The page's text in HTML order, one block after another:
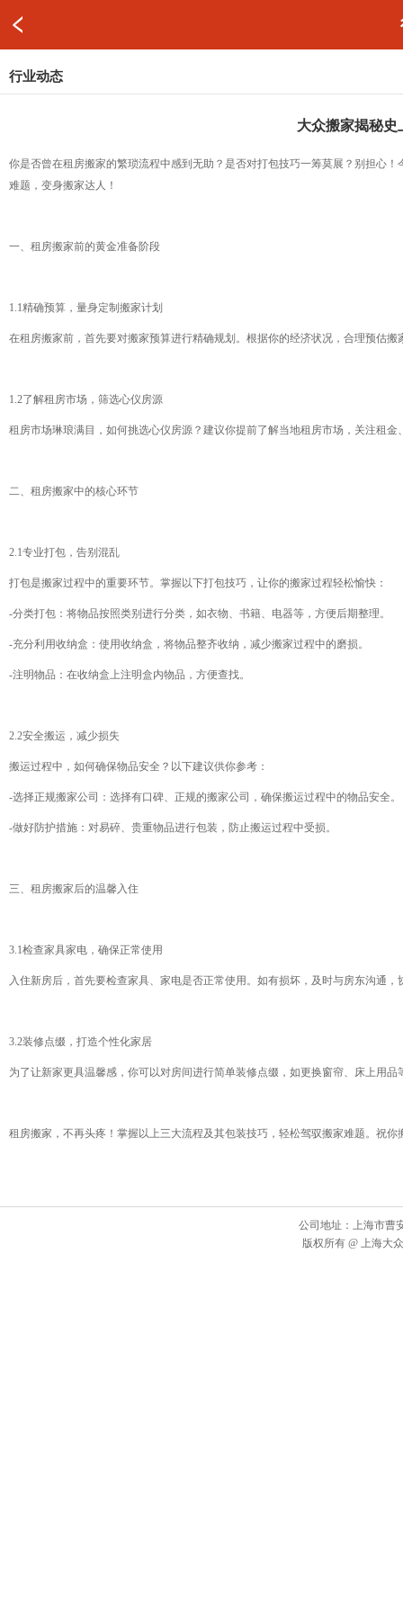
行业动态
大众搬家揭秘史
你是否曾在租房搬家的繁琐流程中感到无助？是否对打包技巧一筹莫展？别担心！
难题，变身搬家达人！
一、租房搬家前的黄金准备阶段
1.1精确预算，量身定制搬家计划
在租房搬家前，首先要对搬家预算进行精确规划。根据你的经济状况，合理预估
1.2了解租房市场，筛选心仪房源
租房市场琳琅满目，如何挑选心仪房源？建议你提前了解当地租房市场，关注租
二、租房搬家中的核心环节
2.1专业打包，告别混乱
打包是搬家过程中的重要环节。掌握以下打包技巧，让你的搬家过程轻松愉快：
-分类打包：将物品按照类别进行分类，如衣物、书籍、电器等，方便后期整理。
-充分利用收纳盒：使用收纳盒，将物品整齐收纳，减少搬家过程中的磨损。
-注明物品：在收纳盒上注明盒内物品，方便查找。
2.2安全搬运，减少损失
搬运过程中，如何确保物品安全？以下建议供你参考：
-选择正规搬家公司：选择有口碑、正规的搬家公司，确保搬运过程中的物品安全。
-做好防护措施：对易碎、贵重物品进行包装，防止搬运过程中受损。
三、租房搬家后的温馨入住
3.1检查家具家电，确保正常使用
入住新房后，首先要检查家具、家电是否正常使用。如有损坏，及时与房东沟通，
3.2装修点缀，打造个性化家居
为了让新家更具温馨感，你可以对房间进行简单装修点缀，如更换窗帘、床上用
租房搬家，不再头疼！掌握以上三大流程及其包装技巧，轻松驾驭搬家难题。祝你
公司地址：上海市曹
版权所有 @ 上海大